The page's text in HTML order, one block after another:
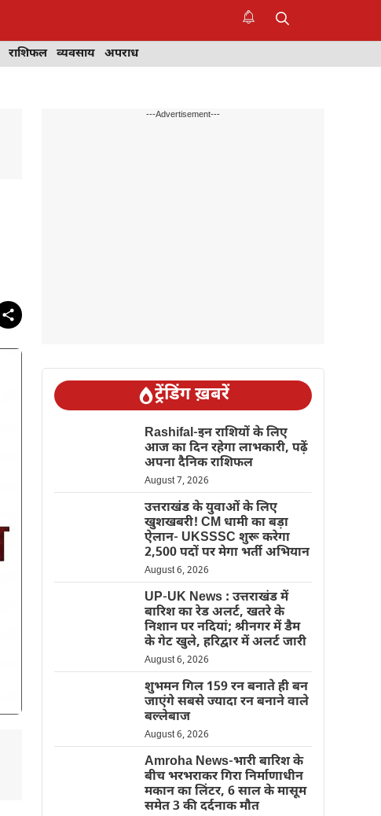
राशिफल व्यवसाय अपराध
---Advertisement---
ट्रेंडिंग ख़बरें
Rashifal-इन राशियों के लिए
आज का दिन रहेगा लाभकारी, पढ़ें
अपना दैनिक राशिफल
August 7, 2026
उत्तराखंड के युवाओं के लिए
खुशखबरी! CM धामी का बड़ा
ऐलान- UKSSSC शुरू करेगा
2,500 पदों पर मेगा भर्ती अभियान
August 6, 2026
UP-UK News : उत्तराखंड में
बारिश का रेड अलर्ट, खतरे के
निशान पर नदियां; श्रीनगर में डैम
के गेट खुले, हरिद्वार में अलर्ट जारी
August 6, 2026
शुभमन गिल 159 रन बनाते ही बन
जाएंगे सबसे ज्यादा रन बनाने वाले
बल्लेबाज
August 6, 2026
Amroha News-भारी बारिश के
बीच भरभराकर गिरा निर्माणाधीन
मकान का लिंटर, 6 साल के मासूम
समेत 3 की दर्दनाक मौत